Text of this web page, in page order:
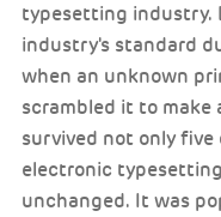
typesetting industry.
industry's standard
when an unknown
scrambled it to make
survived not only
electronic
unchanged. It was